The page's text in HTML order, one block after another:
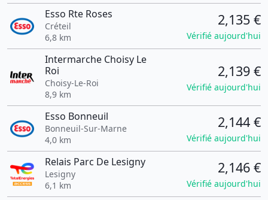
Esso Rte Roses
Créteil
6,8 km
2,135 €
Vérifié aujourd'hui
Intermarche Choisy Le
Roi
Choisy-Le-Roi
8,9 km
2,139 €
Vérifié aujourd'hui
Esso Bonneuil
Bonneuil-Sur-Marne
4,0 km
2,144 €
Vérifié aujourd'hui
Relais Parc De Lesigny
Lesigny
6,1 km
2,146 €
Vérifié aujourd'hui